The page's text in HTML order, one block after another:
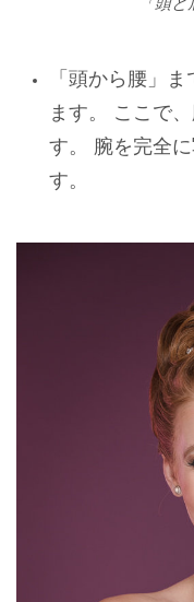
「頭
「頭から腰」
ます。 ここで
す。 腕を完全
す。